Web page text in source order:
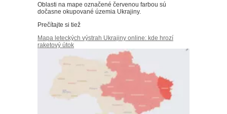
Oblasti na mape označené červenou farbou sú
dočasne okupované územia Ukrajiny.
Prečítajte si tiež
Mapa leteckých výstrah Ukrajiny online: kde hrozí
raketový útok